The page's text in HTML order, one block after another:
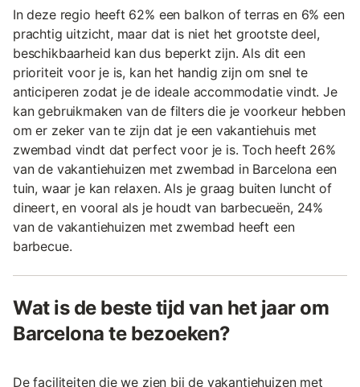
In deze regio heeft 62% een balkon of terras en 6% een
prachtig uitzicht, maar dat is niet het grootste deel,
beschikbaarheid kan dus beperkt zijn. Als dit een
prioriteit voor je is, kan het handig zijn om snel te
anticiperen zodat je de ideale accommodatie vindt. Je
kan gebruikmaken van de filters die je voorkeur hebben
om er zeker van te zijn dat je een vakantiehuis met
zwembad vindt dat perfect voor je is. Toch heeft 26%
van de vakantiehuizen met zwembad in Barcelona een
tuin, waar je kan relaxen. Als je graag buiten luncht of
dineert, en vooral als je houdt van barbecueën, 24%
van de vakantiehuizen met zwembad heeft een
barbecue.
Wat is de beste tijd van het jaar om
Barcelona te bezoeken?
De faciliteiten die we zien bij de vakantiehuizen met